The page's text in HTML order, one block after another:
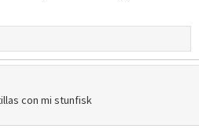
con mi stunfisk